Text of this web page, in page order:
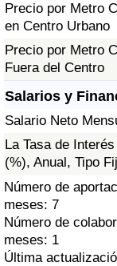
Precio por Metro
en Centro Urbano
Precio por Metro
Fuera del Centro
Salarios y
Salario Neto
La Tasa de
(%), Anual, Tipo
Número de
meses: 7
Número de
meses: 1
Última
Calificación del
(Actual)
Índice de
Índice de
Sanidad
Índice de
Índice de Sanidad